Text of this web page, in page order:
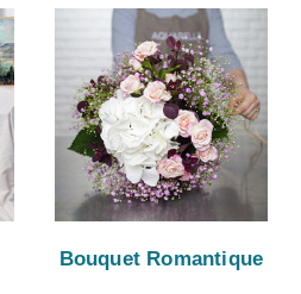
Bouquet Romantique